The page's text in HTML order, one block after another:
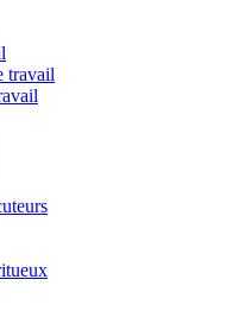
travail